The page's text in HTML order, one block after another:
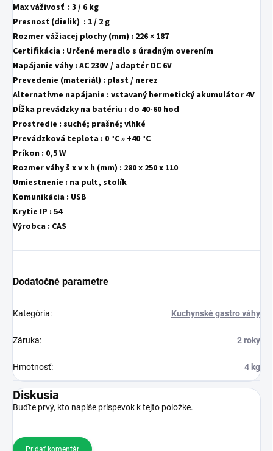
Max váživosť : 3 / 6 kg
Presnosť (dielik) : 1 / 2 g
Rozmer vážiacej plochy (mm) : 226 × 187
Certifikácia : Určené meradlo s úradným overením
Napájanie váhy : AC 230V / adaptér DC 6V
Prevedenie (materiál) : plast / nerez
Alternatívne napájanie : vstavaný hermetický akumulátor 4V
Dĺžka prevádzky na batériu : do 40-60 hod
Prostredie : suché; prašné; vlhké
Prevádzková teplota : 0 °C » +40 °C
Príkon : 0,5 W
Rozmer váhy š x v x h (mm) : 280 x 250 x 110
Umiestnenie : na pult, stolík
Komunikácia : USB
Krytie IP : 54
Výrobca : CAS
Dodatočné parametre
Kategória: Kuchynské gastro váhy
Záruka: 2 roky
Hmotnosť: 4 kg
Diskusia
Buďte prvý, kto napíše príspevok k tejto položke.
Pridať komentár